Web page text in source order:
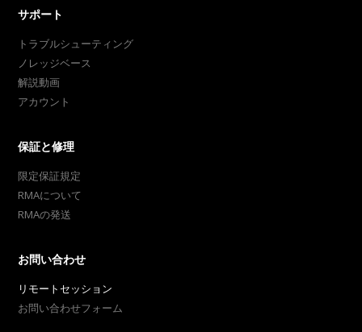
サポート
トラブルシューティング
ノレッジベース
解説動画
アカウント
保証と修理
限定保証規定
RMAについて
RMAの発送
お問い合わせ
リモートセッション
お問い合わせフォーム